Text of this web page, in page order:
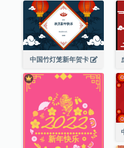
中国竹灯笼新年贺卡